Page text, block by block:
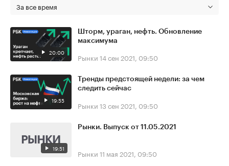
За все время
20:00
Шторм, ураган, нефть. Обновление
максимума
Рынки 14 сен 2021, 09:50
19:55
Тренды предстоящей недели: за чем
следить сейчас
Рынки 13 сен 2021, 09:50
19:51
Рынки. Выпуск от 11.05.2021
Рынки 11 мая 2021, 09:50